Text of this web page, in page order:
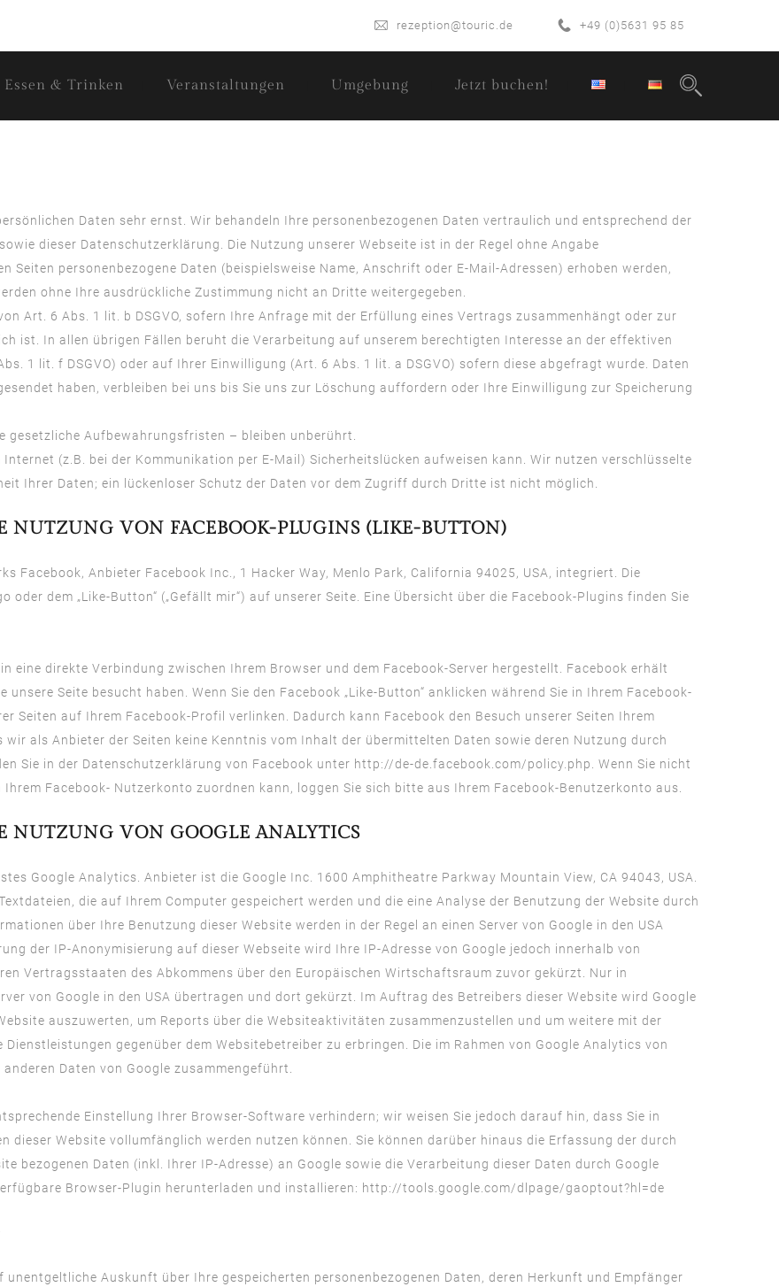
+49 (0)5631 95 85
rezeption@touric.de
Essen & Trinken Veranstaltungen Umgebung Jetzt buchen!
Daten sehr ernst. Wir behandeln Ihre personenbezogenen Daten vertraulich und entsprechend der
dieser Datenschutzerklärung. Die Nutzung unserer Webseite ist in der Regel ohne Angabe
Seiten personenbezogene Daten (beispielsweise Name, Anschrift oder E-Mail-Adressen) erhoben werden,
ohne Ihre ausdrückliche Zustimmung nicht an Dritte weitergegeben.
Art. 6 Abs. 1 lit. b DSGVO, sofern Ihre Anfrage mit der Erfüllung eines Vertrags zusammenhängt oder zur
ist. In allen übrigen Fällen beruht die Verarbeitung auf unserem berechtigten Interesse an der effektiven
1 lit. f DSGVO) oder auf Ihrer Einwilligung (Art. 6 Abs. 1 lit. a DSGVO) sofern diese abgefragt wurde. Daten
haben, verbleiben bei uns bis Sie uns zur Löschung auffordern oder Ihre Einwilligung zur Speicherung
gesetzliche Aufbewahrungsfristen – bleiben unberührt.
(z.B. bei der Kommunikation per E-Mail) Sicherheitslücken aufweisen kann. Wir nutzen verschlüsselte
Ihrer Daten; ein lückenloser Schutz der Daten vor dem Zugriff durch Dritte ist nicht möglich.
NUTZUNG VON FACEBOOK-PLUGINS (LIKE-BUTTON)
Facebook, Anbieter Facebook Inc., 1 Hacker Way, Menlo Park, California 94025, USA, integriert. Die
oder dem „Like-Button“ („Gefällt mir“) auf unserer Seite. Eine Übersicht über die Facebook-Plugins finden Sie
eine direkte Verbindung zwischen Ihrem Browser und dem Facebook-Server hergestellt. Facebook erhält
Seite besucht haben. Wenn Sie den Facebook „Like-Button“ anklicken während Sie in Ihrem Facebook-
Seiten auf Ihrem Facebook-Profil verlinken. Dadurch kann Facebook den Besuch unserer Seiten Ihrem
als Anbieter der Seiten keine Kenntnis vom Inhalt der übermittelten Daten sowie deren Nutzung durch
Sie in der Datenschutzerklärung von Facebook unter http://de-de.facebook.com/policy.php
. Wenn Sie nicht
Facebook- Nutzerkonto zuordnen kann, loggen Sie sich bitte aus Ihrem Facebook-Benutzerkonto aus.
NUTZUNG VON GOOGLE ANALYTICS
Google Analytics. Anbieter ist die Google Inc. 1600 Amphitheatre Parkway Mountain View, CA 94043, USA.
die auf Ihrem Computer gespeichert werden und die eine Analyse der Benutzung der Website durch
über Ihre Benutzung dieser Website werden in der Regel an einen Server von Google in den USA
der IP-Anonymisierung auf dieser Webseite wird Ihre IP-Adresse von Google jedoch innerhalb von
Vertragsstaaten des Abkommens über den Europäischen Wirtschaftsraum zuvor gekürzt. Nur in
von Google in den USA übertragen und dort gekürzt. Im Auftrag des Betreibers dieser Website wird Google
auszuwerten, um Reports über die Websiteaktivitäten zusammenzustellen und um weitere mit der
gegenüber dem Websitebetreiber zu erbringen. Die im Rahmen von Google Analytics von
Daten von Google zusammengeführt.
Einstellung Ihrer Browser-Software verhindern; wir weisen Sie jedoch darauf hin, dass Sie in
dieser Website vollumfänglich werden nutzen können. Sie können darüber hinaus die Erfassung der durch
bezogenen Daten (inkl. Ihrer IP-Adresse) an Google sowie die Verarbeitung dieser Daten durch Google
Browser-Plugin herunterladen und installieren: http://tools.google.com/dlpage/gaoptout?hl=de
unentgeltliche Auskunft über Ihre gespeicherten personenbezogenen Daten, deren Herkunft und Empfänger